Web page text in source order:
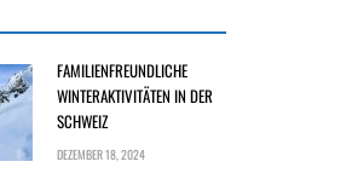
FAMILIENFREUNDLICHE
WINTERAKTIVITÄTEN IN DER
SCHWEIZ
DEZEMBER 18, 2024